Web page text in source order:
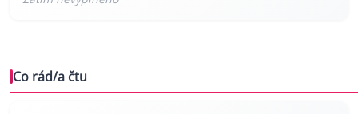
Co rád/a čtu